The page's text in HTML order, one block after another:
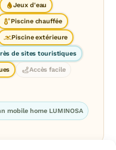
Jeux d'eau
Piscine chauffée
Piscine extérieure
de sites touristiques
Accès facile
mobile home LUMINOSA